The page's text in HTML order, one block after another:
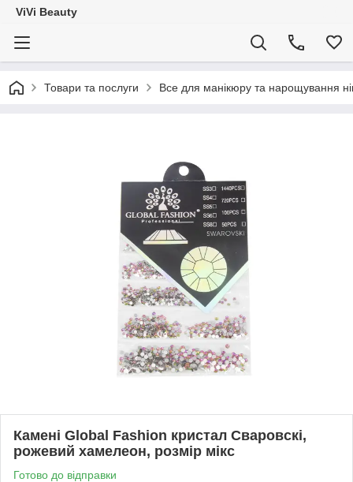
ViVi Beauty
Товари та послуги Все для манікюру та нарощування
Камені Global Fashion кристал Сваровскі,
рожевий хамелеон, розмір мікс
Готово до відправки